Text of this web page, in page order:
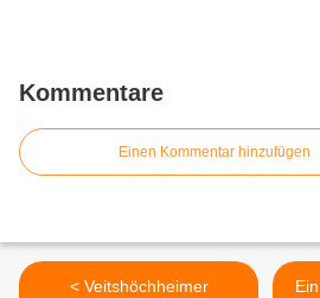
Kommentare
Einen Kommentar hinzufügen
< Veitshöchheimer